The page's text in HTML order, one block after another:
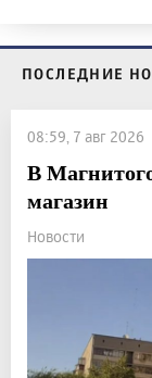
ПОСЛЕДНИЕ
08:59, 7 авг 2026
В
магазин
Новости